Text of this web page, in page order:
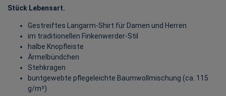
Stück Lebensart.
Gestreiftes Langarm-Shirt für Damen und Herren
im traditionellen Finkenwerder-Stil
halbe Knopfleiste
Ärmelbündchen
Stehkragen
buntgewebte pflegeleichte Baumwollmischung (ca. 115
g/m²)